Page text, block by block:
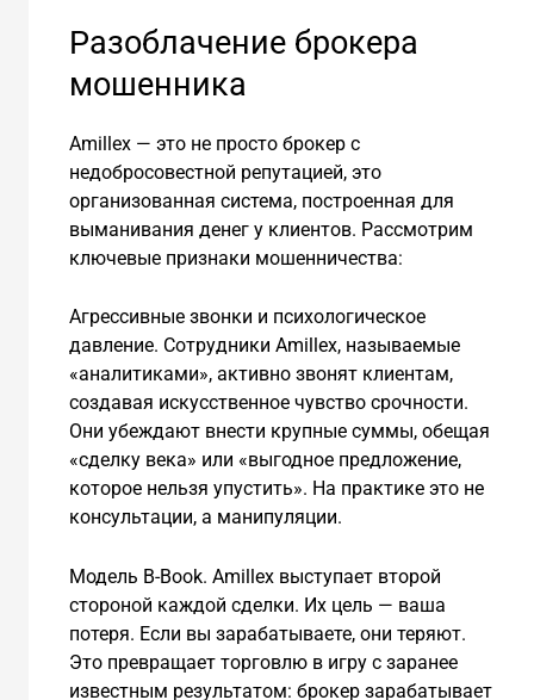
Разоблачение брокера
мошенника
Amillex — это не просто брокер с
недобросовестной репутацией, это
организованная система, построенная для
выманивания денег у клиентов. Рассмотрим
ключевые признаки мошенничества:
Агрессивные звонки и психологическое
давление. Сотрудники Amillex, называемые
«аналитиками», активно звонят клиентам,
создавая искусственное чувство срочности.
Они убеждают внести крупные суммы, обещая
«сделку века» или «выгодное предложение,
которое нельзя упустить». На практике это не
консультации, а манипуляции.
Модель B-Book. Amillex выступает второй
стороной каждой сделки. Их цель — ваша
потеря. Если вы зарабатываете, они теряют.
Это превращает торговлю в игру с заранее
известным результатом: брокер зарабатывает